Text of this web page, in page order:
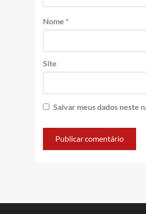
Nome *
Site
Salvar meus dados neste